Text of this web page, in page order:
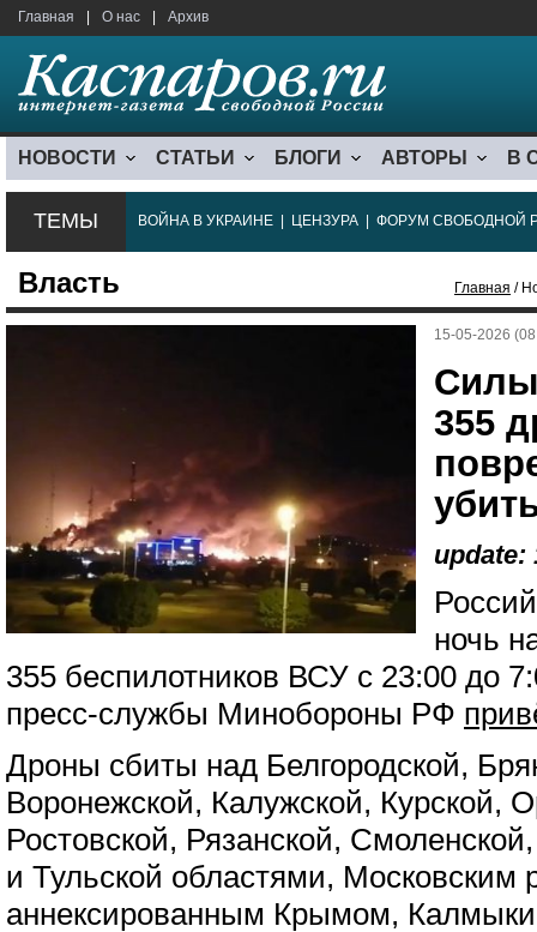
Главная О нас Архив
НОВОСТИ СТАТЬИ БЛОГИ АВТОРЫ В
ТЕМЫ ВОЙНА В УКРАИНЕ ЦЕНЗУРА ФОРУМ СВОБОДНОЙ
Власть Главная /
15-05-2026
355
update:
ночь
355 беспилотников ВСУ с 23:00 до
пресс-службы Минобороны РФ
Дроны сбиты над Белгородской,
Воронежской, Калужской, Курской,
Ростовской, Рязанской,
и Тульской областями, Московским
аннексированным Крымом,